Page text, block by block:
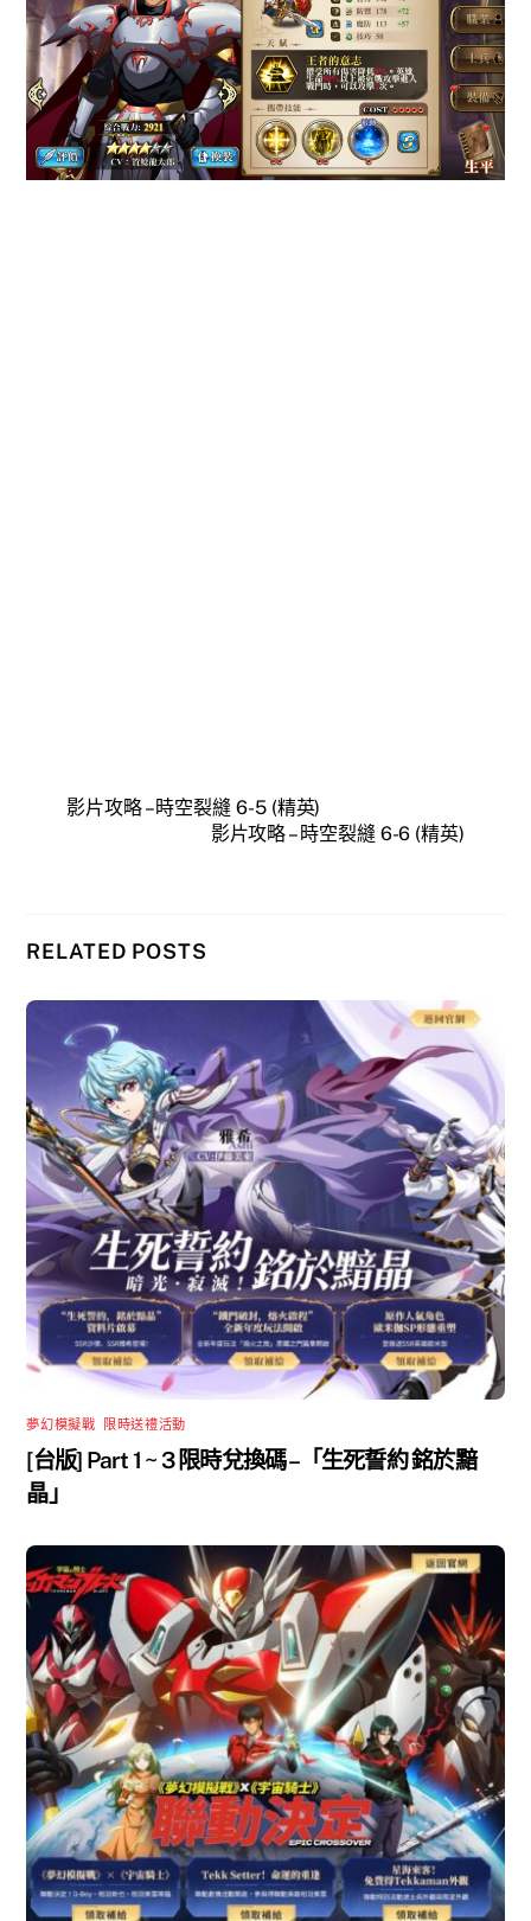
影片攻略 – 時空裂縫 6-5 (精英)
影片攻略 – 時空裂縫 6-6 (精英)
RELATED POSTS
夢幻模擬戰 限時送禮活動
[台版] Part 1 ~ 3 限時兌換碼 –「生死誓約 銘於黯
晶」